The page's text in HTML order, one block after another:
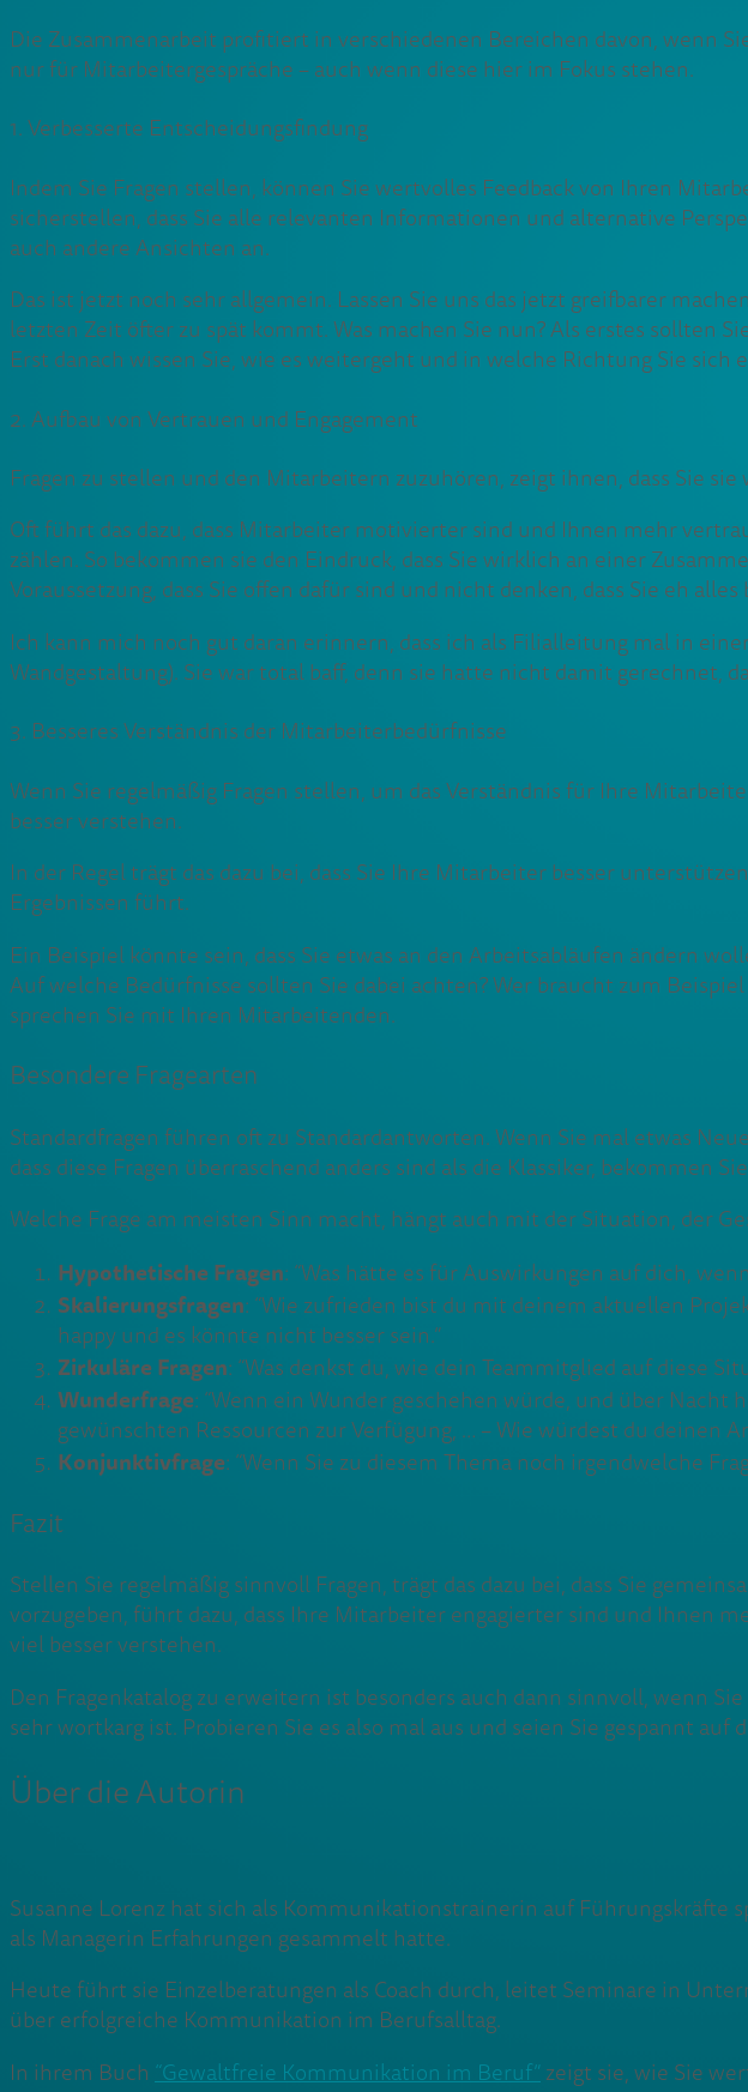
Die Zusammenarbeit profitiert in verschiedenen Bereichen davon, wenn
nur für Mitarbeitergespräche – auch wenn diese hier im Fokus stehen.
1. Verbesserte Entscheidungsfindung
Indem Sie Fragen stellen, können Sie wertvolles Feedback von Ihren
sicherstellen, dass Sie alle relevanten Informationen und alternative
auch andere Ansichten an.
Das ist jetzt noch sehr allgemein. Lassen Sie uns das jetzt greifbarer
letzten Zeit öfter zu spät kommt. Was machen Sie nun? Als erstes sollten
Erst danach wissen Sie, wie es weitergeht und in welche Richtung Sie sich
2. Aufbau von Vertrauen und Engagement
Fragen zu stellen und den Mitarbeitern zuzuhören, zeigt ihnen, dass Sie
Oft führt das dazu, dass Mitarbeiter motivierter sind und Ihnen mehr
zählen. So bekommen sie den Eindruck, dass Sie wirklich an einer
Voraussetzung, dass Sie offen dafür sind und nicht denken, dass Sie eh alles
Ich kann mich noch gut daran erinnern, dass ich als Filialleitung mal in
Wandgestaltung). Sie war total baff, denn sie hatte nicht damit gerechnet,
3. Besseres Verständnis der Mitarbeiterbedürfnisse
Wenn Sie regelmäßig Fragen stellen, um das Verständnis für Ihre
besser verstehen.
In der Regel trägt das dazu bei, dass Sie Ihre Mitarbeiter besser
Ergebnissen führt.
Ein Beispiel könnte sein, dass Sie etwas an den Arbeitsabläufen ändern
Auf welche Bedürfnisse sollten Sie dabei achten? Wer braucht zum
sprechen Sie mit Ihren Mitarbeitenden.
Besondere Fragearten
Standardfragen führen oft zu Standardantworten. Wenn Sie mal etwas
dass diese Fragen überraschend anders sind als die Klassiker, bekommen
Welche Frage am meisten Sinn macht, hängt auch mit der Situation, der
Hypothetische Fragen: “Was hätte es für Auswirkungen auf dich,
Skalierungsfragen: “Wie zufrieden bist du mit deinem aktuellen
happy und es könnte nicht besser sein.”
Zirkuläre Fragen: “Was denkst du, wie dein Teammitglied auf diese
Wunderfrage: “Wenn ein Wunder geschehen würde, und über
gewünschten Ressourcen zur Verfügung, … – Wie würdest du deinen
Konjunktivfrage: “Wenn Sie zu diesem Thema noch irgendwelche
Fazit
Stellen Sie regelmäßig sinnvoll Fragen, trägt das dazu bei, dass Sie
vorzugeben, führt dazu, dass Ihre Mitarbeiter engagierter sind und Ihnen
viel besser verstehen.
Den Fragenkatalog zu erweitern ist besonders auch dann sinnvoll, wenn
sehr wortkarg ist. Probieren Sie es also mal aus und seien Sie gespannt auf
Über die Autorin
Susanne Lorenz hat sich als Kommunikationstrainerin auf
als Managerin Erfahrungen gesammelt hatte.
Heute führt sie Einzelberatungen als Coach durch, leitet Seminare in
über erfolgreiche Kommunikation im Berufsalltag.
In ihrem Buch “Gewaltfreie Kommunikation im Beruf” zeigt sie, wie Sie